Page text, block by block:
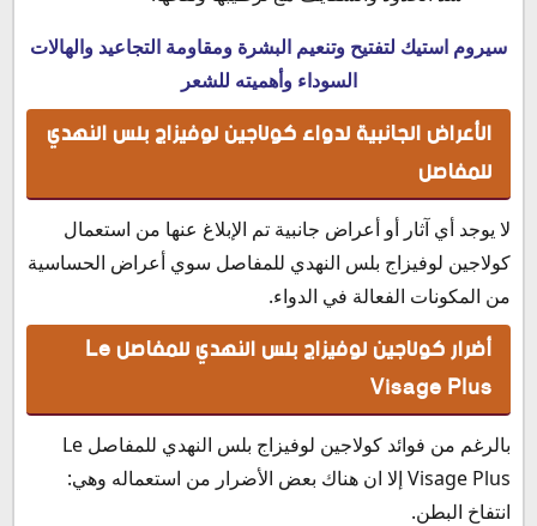
سيروم استيك لتفتيح وتنعيم البشرة ومقاومة التجاعيد والهالات
السوداء وأهميته للشعر
الأعراض الجانبية لدواء كولاجين لوفيزاج بلس النهدي
للمفاصل
لا يوجد أي آثار أو أعراض جانبية تم الإبلاغ عنها من استعمال
كولاجين لوفيزاج بلس النهدي للمفاصل سوي أعراض الحساسية
من المكونات الفعالة في الدواء.
أضرار كولاجين لوفيزاج بلس النهدي للمفاصل Le
Visage Plus
بالرغم من فوائد كولاجين لوفيزاج بلس النهدي للمفاصل Le
Visage Plus إلا ان هناك بعض الأضرار من استعماله وهي:
انتفاخ البطن.